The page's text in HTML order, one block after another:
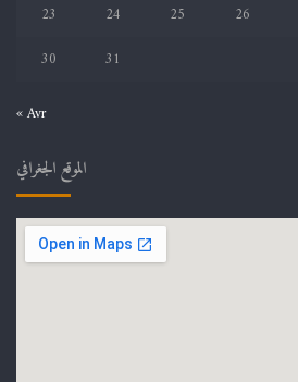
23
24 25 26
30
31
« Avr
الموقع الجغرافي